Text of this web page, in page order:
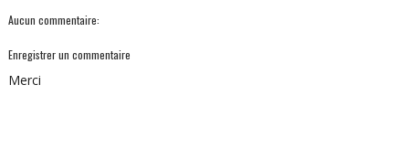
Aucun commentaire:
Enregistrer un commentaire
Merci